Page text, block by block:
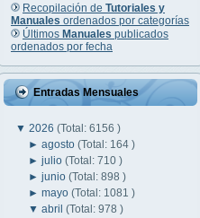
Recopilación de Tutoriales y
Manuales ordenados por categorías
Últimos Manuales publicados
ordenados por fecha
Entradas Mensuales
▼ 2026 (Total: 6156 )
►agosto(Total: 164 )
►julio(Total: 710 )
►junio(Total: 898 )
►mayo(Total: 1081 )
▼abril(Total: 978 )